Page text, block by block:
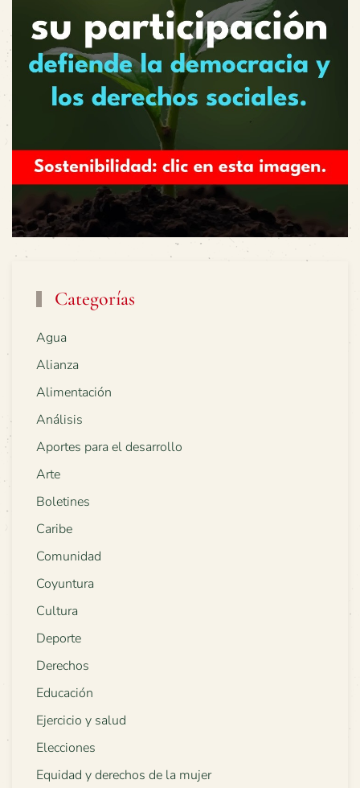
Categorías
Agua
Alianza
Alimentación
Análisis
Aportes para el desarrollo
Arte
Boletines
Caribe
Comunidad
Coyuntura
Cultura
Deporte
Derechos
Educación
Ejercicio y salud
Elecciones
Equidad y derechos de la mujer